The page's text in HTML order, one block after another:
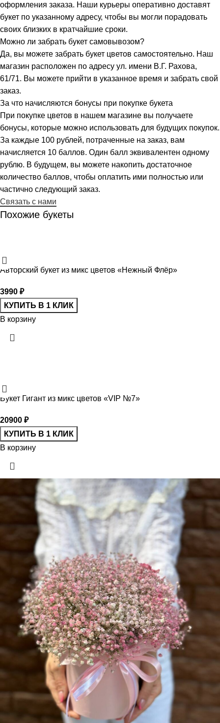
оформления заказа. Наши курьеры оперативно доставят
букет по указанному адресу, чтобы вы могли порадовать
своих близких в кратчайшие сроки.
Можно ли забрать букет самовывозом?
Да, вы можете забрать букет цветов самостоятельно. Наш
магазин расположен по адресу ул. имени В.Г. Рахова,
61/71. Вы можете прийти в указанное время и забрать свой
заказ.
За что начисляются бонусы при покупке букета
При покупке цветов в нашем магазине вы получаете
бонусы, которые можно использовать для будущих покупок.
За каждые 100 рублей, потраченные на заказ, вам
начисляется 10 баллов. Один балл эквивалентен одному
рублю. В будущем, вы можете накопить достаточное
количество баллов, чтобы оплатить ими полностью или
частично следующий заказ.
Связать с нами
Похожие букеты
Авторский букет из микс цветов «Нежный Флёр»
3990 ₽
КУПИТЬ В 1 КЛИК
В корзину
Букет Гигант из микс цветов «VIP №7»
20900 ₽
КУПИТЬ В 1 КЛИК
В корзину